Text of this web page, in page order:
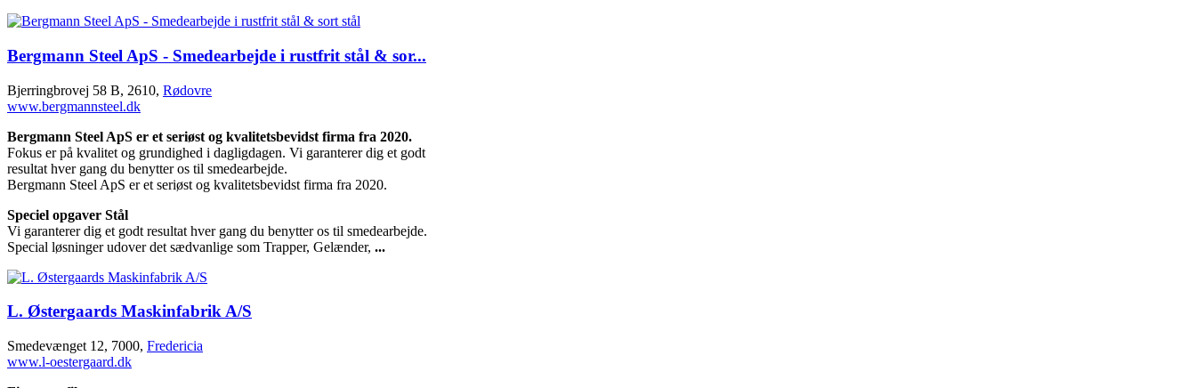
Bergmann Steel ApS - Smedearbejde i rustfrit stål & sor...
Bjerringbrovej 58 B, 2610, Rødovre
www.bergmannsteel.dk
Bergmann Steel ApS er et seriøst og kvalitetsbevidst firma fra 2020.
Fokus er på kvalitet og grundighed i dagligdagen. Vi garanterer dig et godt
resultat hver gang du benytter os til smedearbejde.
Bergmann Steel ApS er et seriøst og kvalitetsbevidst firma fra 2020.
Speciel opgaver Stål
Vi garanterer dig et godt resultat hver gang du benytter os til smedearbejde.
Special løsninger udover det sædvanlige som Trapper, Gelænder, ...
L. Østergaards Maskinfabrik A/S
Smedevænget 12, 7000, Fredericia
www.l-oestergaard.dk